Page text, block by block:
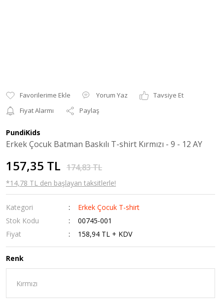
Yorum Yaz
Tavsiye Et
Fiyat Alarmı
Paylaş
PundiKids
Erkek Çocuk Batman Baskılı T-shirt Kırmızı - 9 - 12 AY
157,35 TL 174,83 TL
*14,78 TL den başlayan taksitlerle!
Kategori
Erkek Çocuk T-shirt
Stok Kodu
00745-001
Fiyat
158,94 TL + KDV
Renk